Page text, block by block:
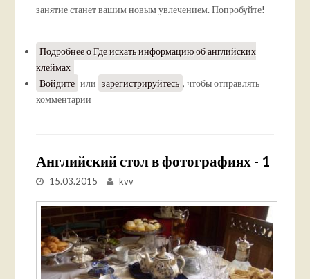
занятие станет вашим новым увлечением. Попробуйте!
Подробнеео Где искать информацию об английских
клеймах
Войдите или зарегистрируйтесь , чтобы отправлять
комментарии
Английский стол в фотографиях - 1
15.03.2015 kvv